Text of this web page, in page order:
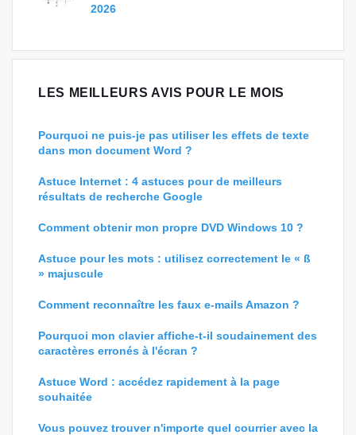
2026
LES MEILLEURS AVIS POUR LE MOIS
Pourquoi ne puis-je pas utiliser les effets de texte
dans mon document Word ?
Astuce Internet : 4 astuces pour de meilleurs
résultats de recherche Google
Comment obtenir mon propre DVD Windows 10 ?
Astuce pour les mots : utilisez correctement le « ß
» majuscule
Comment reconnaître les faux e-mails Amazon ?
Pourquoi mon clavier affiche-t-il soudainement des
caractères erronés à l'écran ?
Astuce Word : accédez rapidement à la page
souhaitée
Vous pouvez trouver n'importe quel courrier avec la